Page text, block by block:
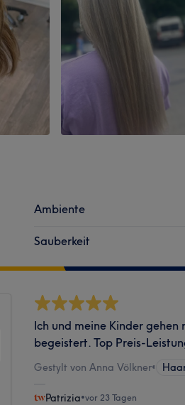
Ambiente
Sauberkeit
Ich und meine Kinder
begeistert. Top Preis-
Gestylt von Anna Völkner•
Patrizia•vor 23 Tagen